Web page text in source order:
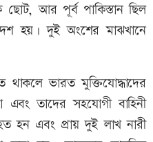
ছোট, আর পূর্ব পাকিস্তান ছিল
হয়। দুই অংশের মাঝখানে
থাকলে ভারত মুক্তিযোদ্ধাদের
এবং তাদের সহযোগী বাহিনী
হন এবং প্রায় দুই লাখ নারী